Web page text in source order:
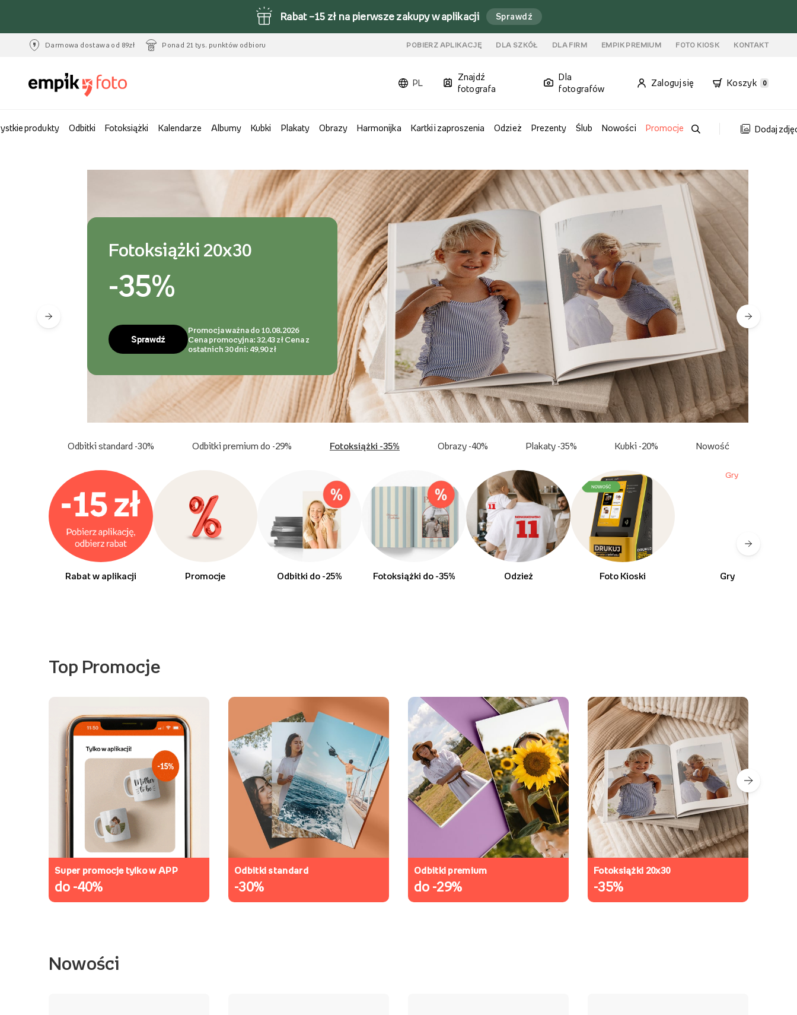
Rabat –15 zł na pierwsze zakupy w aplikacji Sprawdź
Darmowa dostawa od 89zł Ponad 21 tys. punktów odbioru POBIERZ APLIKACJĘ DLA SZKÓŁ DLA FIRM EMPIK PREMIUM FOTO KIOSK KONTAKT
PL
Znajdź
fotografa
Dla
fotografów
Zaloguj się Koszyk 0
produkty Odbitki Fotoksiążki Kalendarze Albumy Kubki Plakaty Obrazy Harmonijka Kartki i zaproszenia Odzież Prezenty Ślub Nowości Promocje Dodaj
Obrazy panoramy
-40%
Sprawdź Promocja ważna do 07.08.2026.
Odbitki standard -30% Odbitki premium do -29% Fotoksiążki -35% Obrazy -40% Plakaty -35% Kubki -20% Nowość
Rabat w aplikacji Promocje Odbitki do -25% Fotoksiążki do -35% Odzież Foto Kioski Gry
Top Promocje
Super promocje tylko w APP
do -40%
Odbitki standard
-30%
Odbitki premium
do -29%
Fotoksiążki 20x30
-35%
Nowości